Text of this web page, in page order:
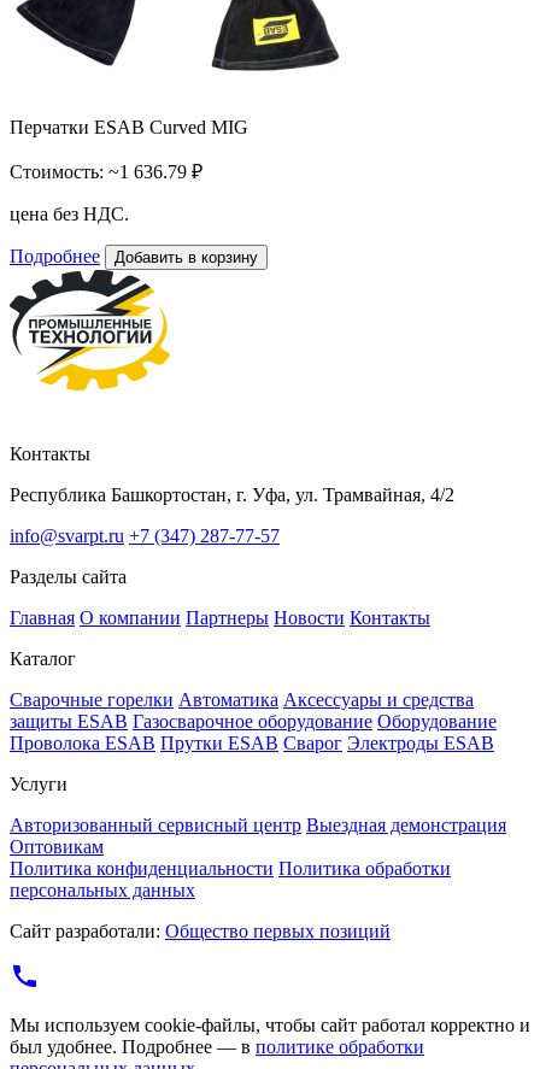
Перчатки ESAB Curved MIG
Стоимость: ~1 636.79 ₽
цена без НДС.
Подробнее Добавить в корзину
Контакты
Республика Башкортостан, г. Уфа, ул. Трамвайная, 4/2
info@svarpt.ru +7 (347) 287-77-57
Разделы сайта
Главная О компании Партнеры Новости Контакты
Каталог
Cварочные горелки Автоматика Аксессуары и средства
защиты ESAB Газосварочное оборудование Оборудование
Проволока ESAB Прутки ESAB Сварог Электроды ESAB
Услуги
Авторизованный сервисный центр Выездная демонстрация
Оптовикам
Политика конфиденциальности Политика обработки
персональных данных
Сайт разработали: Общество первых позиций
Мы используем cookie-файлы, чтобы сайт работал корректно и
был удобнее. Подробнее — в политике обработки